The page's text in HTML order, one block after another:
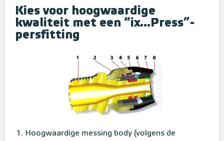
Kies voor hoogwaardige
kwaliteit met een “ix...Press”-
persfitting
Hoogwaardige messing body (volgens de